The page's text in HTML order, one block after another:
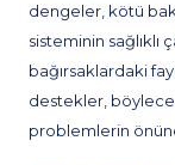
dengeler, kötü
sisteminin sağlıklı
bağırsaklardaki
destekler, böylece
problemlerin